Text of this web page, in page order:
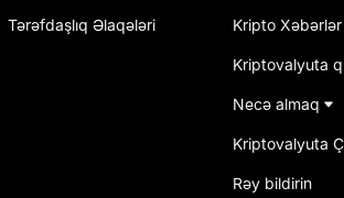
Tərəfdaşlıq Əlaqələri Kripto Xəbərlər
Kriptovalyuta
Necə almaq
Kriptovalyuta
Rəy bildirin